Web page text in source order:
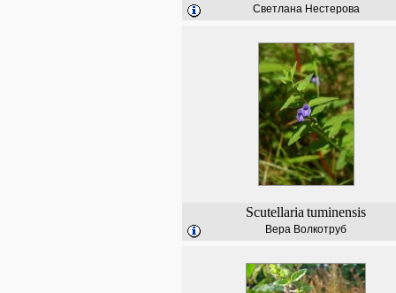
Светлана Нестерова
Scutellaria tuminensis
Вера Волкотруб